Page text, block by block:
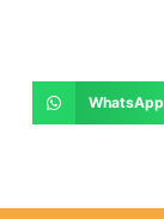
WhatsApp